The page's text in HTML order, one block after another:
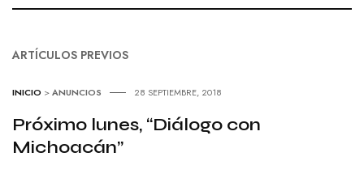
ARTÍCULOS PREVIOS
INICIO >ANUNCIOS 28 SEPTIEMBRE, 2018
Próximo lunes, “Diálogo con
Michoacán”